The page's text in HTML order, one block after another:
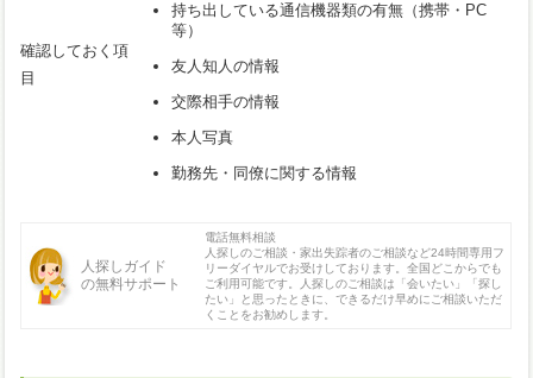
確認しておく項
目
持ち出している通信機器類の有無（携帯・PC
等）
友人知人の情報
交際相手の情報
本人写真
勤務先・同僚に関する情報
人探しガイド
の無料サポート
電話無料相談
人探しのご相談・家出失踪者のご相談など24時間専用フ
リーダイヤルでお受けしております。全国どこからでも
ご利用可能です。人探しのご相談は「会いたい」「探し
たい」と思ったときに、できるだけ早めにご相談いただ
くことをお勧めします。